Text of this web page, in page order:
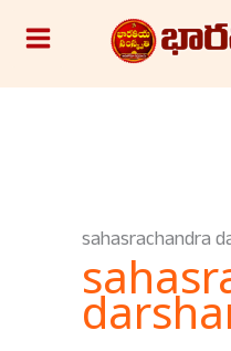
sahasrachandra
e
a